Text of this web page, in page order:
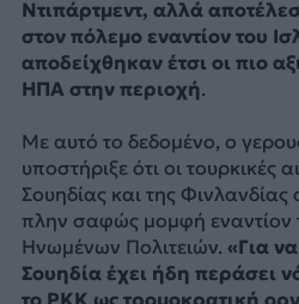
Ντιπάρτμεντ, αλλά
στον πόλεμο εναντίον του
αποδείχθηκαν έτσι οι πιο
ΗΠΑ στην περιοχή.
Με αυτό το δεδομένο, ο
υποστήριξε ότι οι τουρκικές
Σουηδίας και της
πλην σαφώς μομφή εναντίον
Ηνωμένων Πολιτειών. «Για
Σουηδία έχει ήδη περάσει